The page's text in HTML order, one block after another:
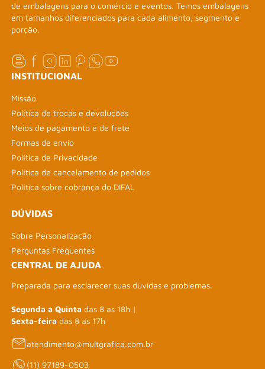
de embalagens para o comércio e eventos. Temos embalagens
em tamanhos diferenciados para cada alimento, segmento e
porção.
INSTITUCIONAL
Missão
Política de trocas e devoluções
Meios de pagamento e de frete
Formas de envio
Política de Privacidade
Política de cancelamento de pedidos
Política sobre cobrança do DIFAL
DÚVIDAS
Sobre Personalização
Perguntas Frequentes
CENTRAL DE AJUDA
Preparada para esclarecer suas dúvidas e problemas.
Segunda a Quinta das 8 as 18h |
Sexta-feira das 8 as 17h
atendimento@multgrafica.com.br
(11) 97189-0503